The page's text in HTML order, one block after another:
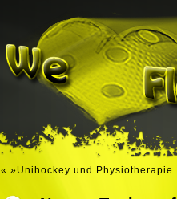
« »Unihockey und Physiotherapie